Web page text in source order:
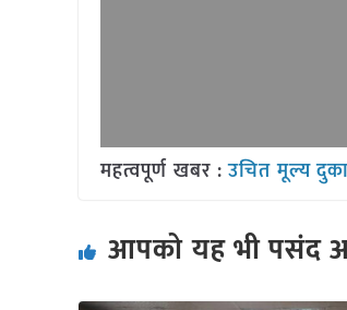
महत्वपूर्ण खबर :उचित मूल्य
आपको यह भी पसंद